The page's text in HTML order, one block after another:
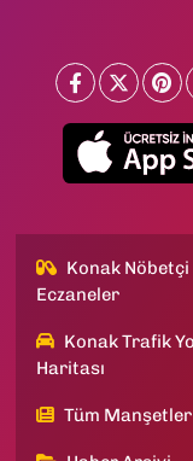
Konak Nöbetçi
Eczaneler
Konak Trafik
Haritası
Tüm Manşetler